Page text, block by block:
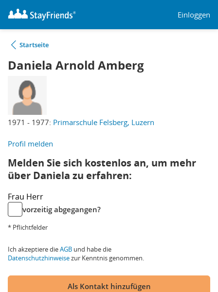
Einloggen
Startseite
Daniela Arnold Amberg
1971 - 1977: Primarschule Felsberg, Luzern
Profil melden
Melden Sie sich kostenlos an, um mehr
über Daniela zu erfahren:
Frau Herr
vorzeitig abgegangen?
* Pflichtfelder
Ich akzeptiere dieAGB und habe die
Datenschutzhinweisezur Kenntnis genommen.
Als Kontakt hinzufügen